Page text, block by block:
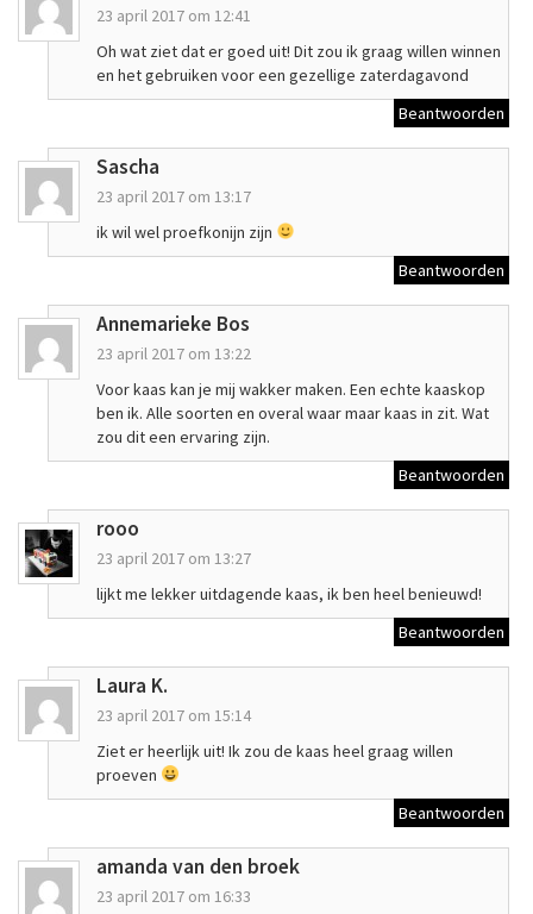
23 april 2017 om 12:41
Oh wat ziet dat er goed uit! Dit zou ik graag willen winnen
en het gebruiken voor een gezellige zaterdagavond
Beantwoorden
Sascha
23 april 2017 om 13:17
ik wil wel proefkonijn zijn
Beantwoorden
Annemarieke Bos
23 april 2017 om 13:22
Voor kaas kan je mij wakker maken. Een echte kaaskop
ben ik. Alle soorten en overal waar maar kaas in zit. Wat
zou dit een ervaring zijn.
Beantwoorden
rooo
23 april 2017 om 13:27
lijkt me lekker uitdagende kaas, ik ben heel benieuwd!
Beantwoorden
Laura K.
23 april 2017 om 15:14
Ziet er heerlijk uit! Ik zou de kaas heel graag willen
proeven
Beantwoorden
amanda van den broek
23 april 2017 om 16:33